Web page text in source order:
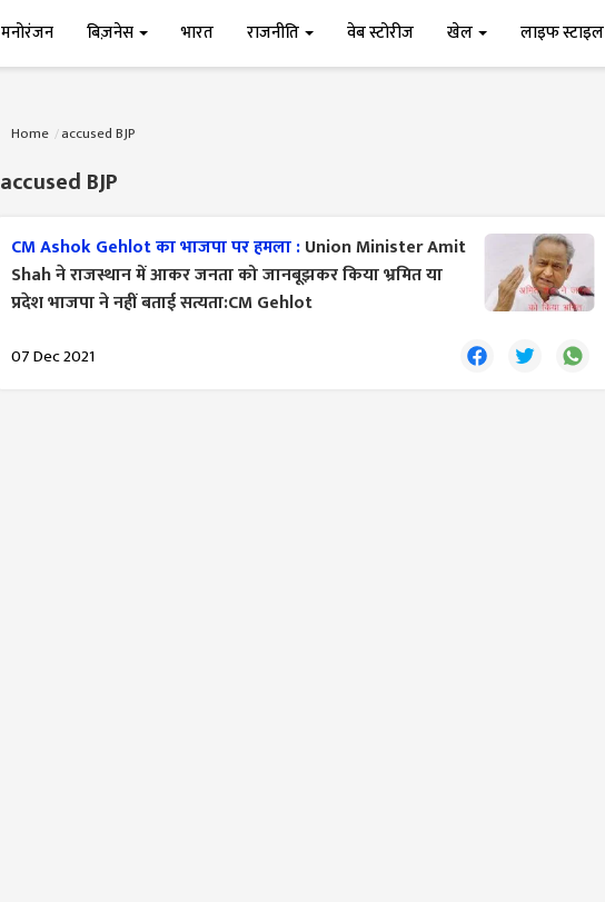
मनोरंजन बिज़नेस भारत राजनीति वेब स्टोरीज खेल लाइफ स्टाइल
Home accused BJP
accused BJP
CM Ashok Gehlot का भाजपा पर हमला :Union Minister Amit
Shah ने राजस्थान में आकर जनता को जानबूझकर किया भ्रमित या
प्रदेश भाजपा ने नहीं बताई सत्यता:CM Gehlot
07 Dec 2021